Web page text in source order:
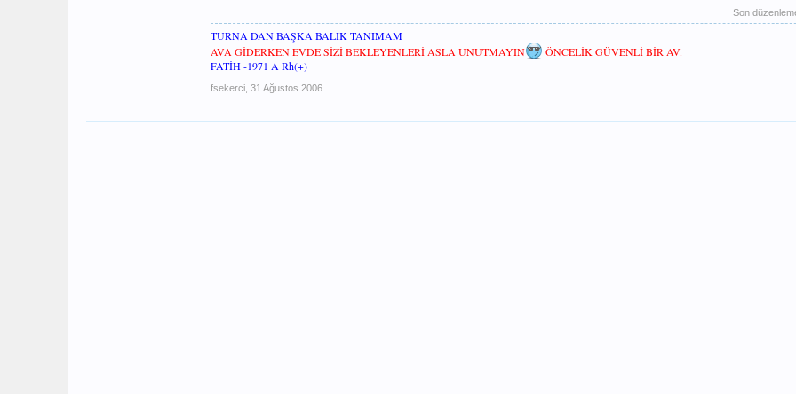
Son
TURNA DAN BAŞKA BALIK TANIMAM
AVA GİDERKEN EVDE SİZİ BEKLEYENLERİ ASLA UNUTMAYIN
ÖNCELİK GÜVENLİ BİR AV.
FATİH -1971 A Rh(+)
fsekerci 31 Ağustos 2006